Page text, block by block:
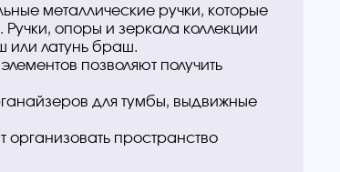
металлические ручки, которые
опоры и зеркала коллекции
или латунь браш.
позволяют получить
для тумбы, выдвижные
пространство